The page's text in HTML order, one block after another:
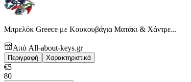
Μπρελόκ Greece με Κουκουβάγια Ματάκι & Χάντρε...
Από All-about-keys.gr
Περιγραφή Χαρακτηριστικά
€5
80